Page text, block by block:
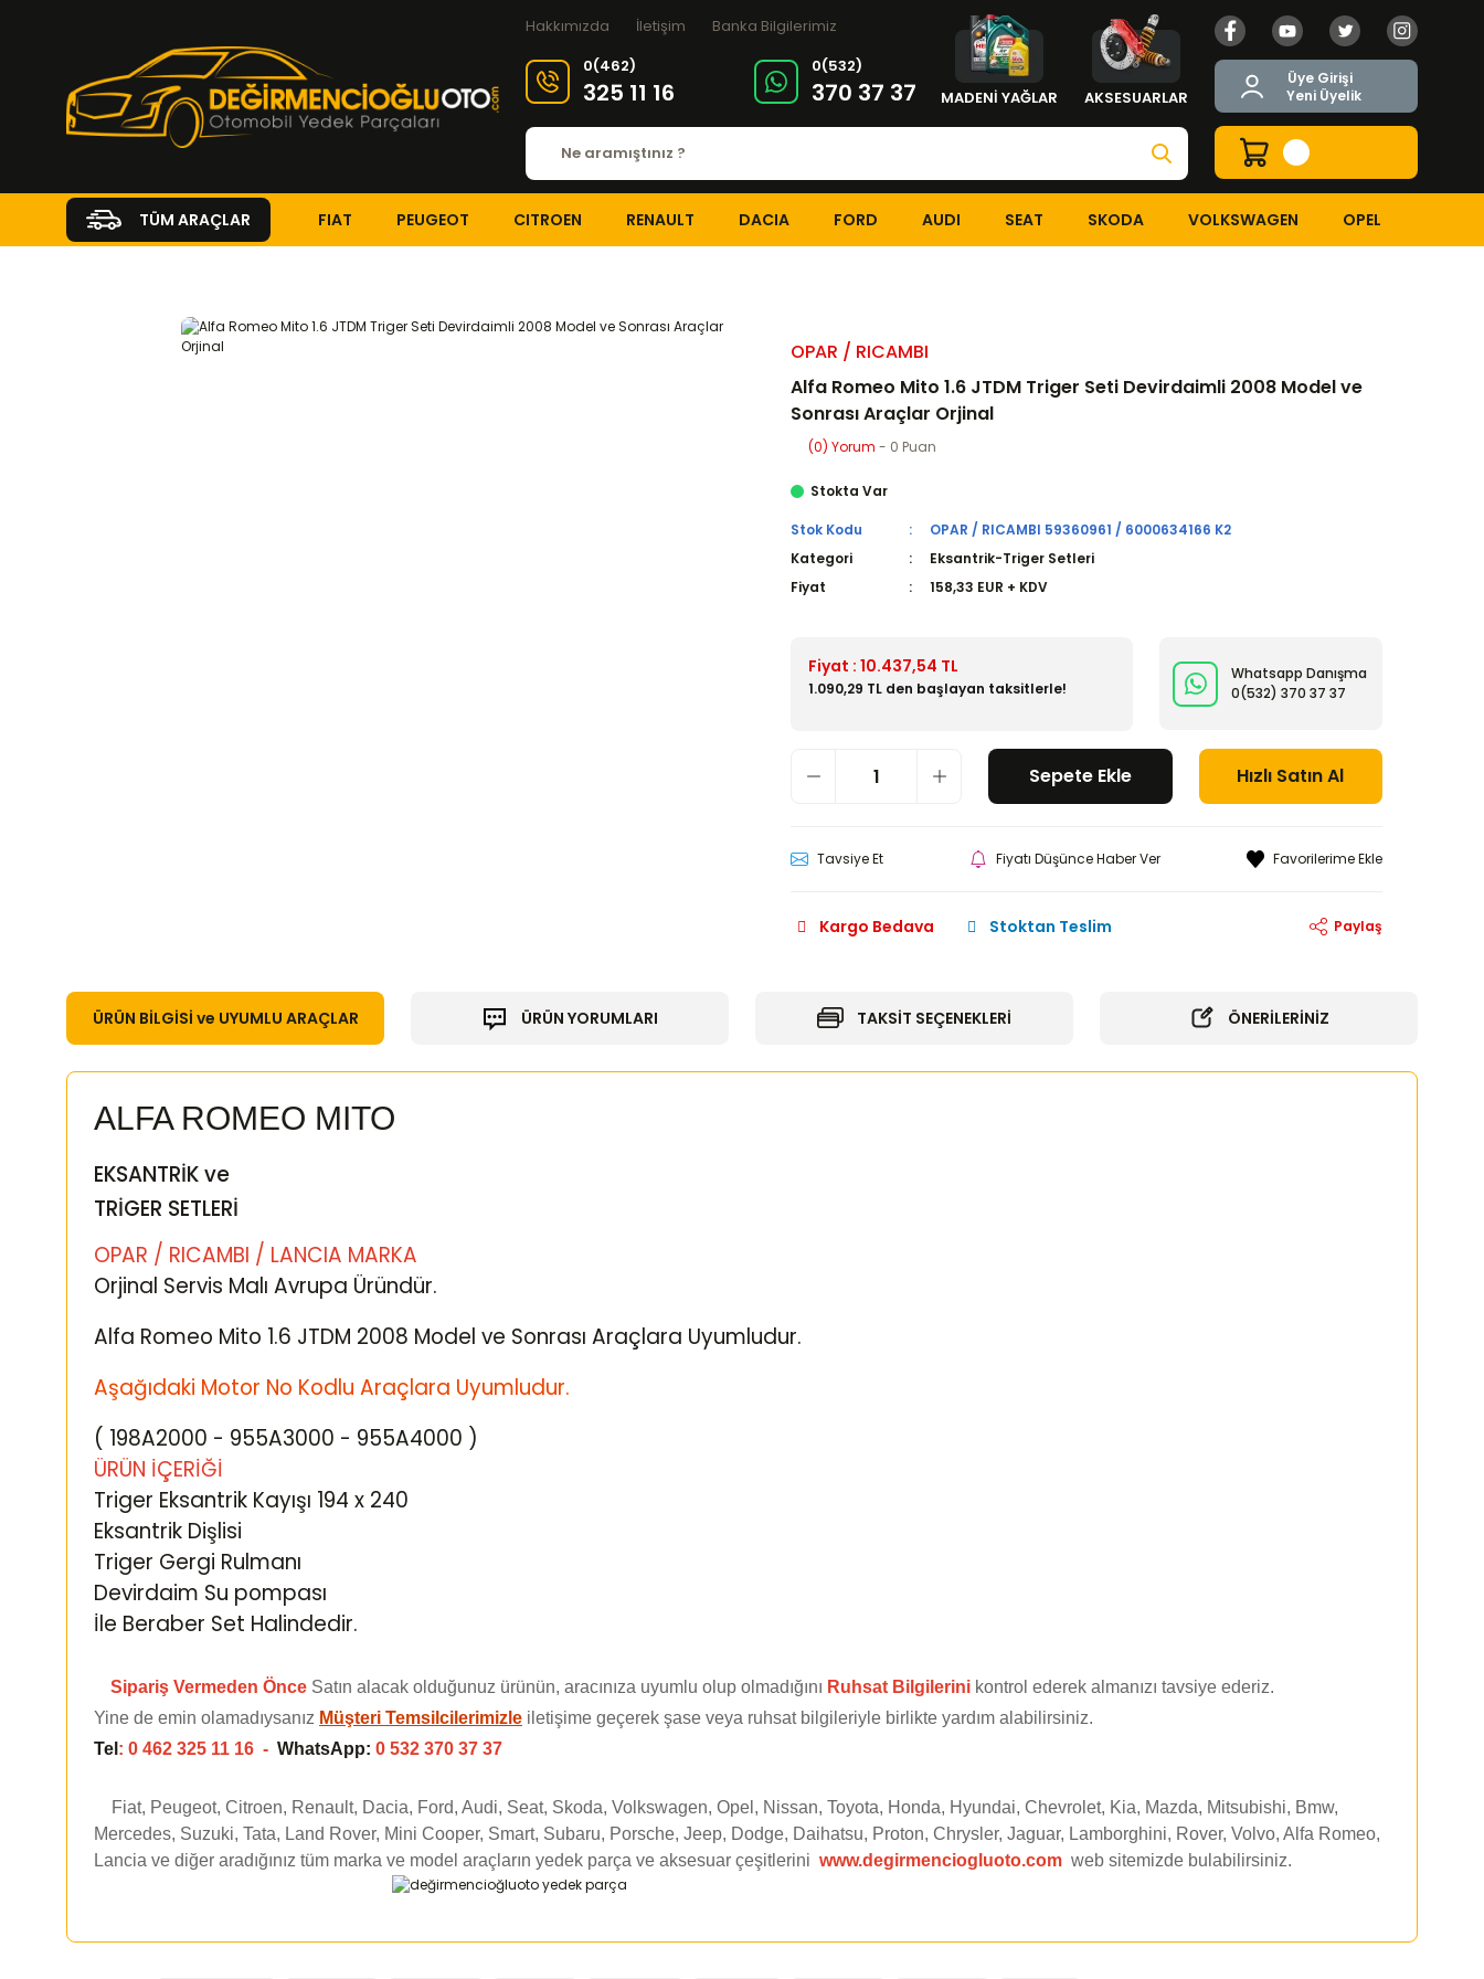
Hakkımızda İletişim
Banka Bilgilerimiz
0(462)
325 11 16
0(532)
370 37 37 MADENİ YAĞLAR AKSESUARLAR
Üye Girişi
Yeni Üyelik
TÜM ARAÇLAR FIAT PEUGEOT CITROEN RENAULT DACIA FORD AUDI SEAT SKODA VOLKSWAGEN OPEL
OPAR / RICAMBI
Alfa Romeo Mito 1.6 JTDM Triger Seti Devirdaimli 2008 Model ve
Sonrası Araçlar Orjinal
(0) Yorum - 0 Puan
Stokta Var
Stok Kodu
OPAR / RICAMBI 59360961 / 6000634166 K2
Kategori
Eksantrik-Triger Setleri
Fiyat
158,33 EUR + KDV
Fiyat : 10.437,54 TL
1.090,29 TL den başlayan taksitlerle!
Whatsapp Danışma
0(532) 370 37 37
Sepete Ekle Hızlı Satın Al
Tavsiye Et Fiyatı Düşünce Haber Ver
Kargo Bedava Stoktan Teslim Paylaş
ÜRÜN BİLGİSİ ve UYUMLU ARAÇLAR ÜRÜN YORUMLARI TAKSİT SEÇENEKLERİ ÖNERİLERİNİZ
ALFA ROMEO MITO
EKSANTRİK ve
TRİGER SETLERİ
OPAR / RICAMBI / LANCIA MARKA
Orjinal Servis Malı Avrupa Üründür.
Alfa Romeo Mito 1.6 JTDM 2008 Model ve Sonrası Araçlara Uyumludur.
Aşağıdaki Motor No Kodlu Araçlara Uyumludur.
( 198A2000 - 955A3000 - 955A4000 )
ÜRÜN İÇERİĞİ
Triger Eksantrik Kayışı 194 x 240
Eksantrik Dişlisi
Triger Gergi Rulmanı
Devirdaim Su pompası
İle Beraber Set Halindedir.
Sipariş Vermeden Önce Satın alacak olduğunuz ürünün, aracınıza uyumlu olup olmadığını Ruhsat Bilgilerini kontrol ederek almanızı tavsiye ederiz.
Yine de emin olamadıysanız Müşteri Temsilcilerimizle iletişime geçerek şase veya ruhsat bilgileriyle birlikte yardım alabilirsiniz.
Tel : 0 462 325 11 16 - WhatsApp: 0 532 370 37 37
Fiat, Peugeot, Citroen, Renault, Dacia, Ford, Audi, Seat, Skoda, Volkswagen, Opel, Nissan, Toyota, Honda, Hyundai, Chevrolet, Kia, Mazda, Mitsubishi, Bmw,
Mercedes, Suzuki, Tata, Land Rover, Mini Cooper, Smart, Subaru, Porsche, Jeep, Dodge, Daihatsu, Proton, Chrysler, Jaguar, Lamborghini, Rover, Volvo, Alfa Romeo,
Lancia ve diğer aradığınız tüm marka ve model araçların yedek parça ve aksesuar çeşitlerini www.degirmenciogluoto.com web sitemizde bulabilirsiniz.